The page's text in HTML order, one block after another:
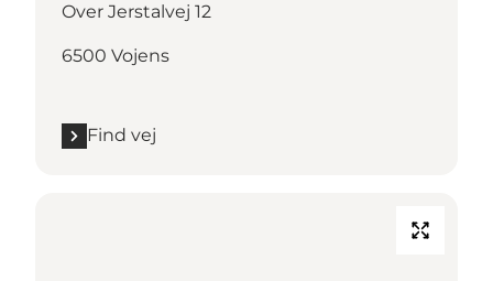
Over Jerstalvej 12
6500 Vojens
Find vej